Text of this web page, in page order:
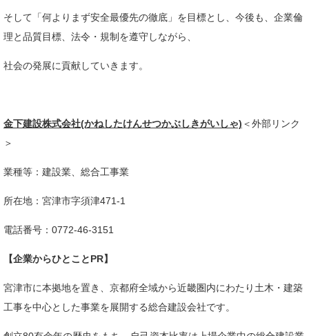
そして「何よりまず安全最優先の徹底」を目標とし、今後も、企業倫
理と品質目標、法令・規制を遵守しながら、
社会の発展に貢献していきます。
金下建設株式会社(かねしたけんせつかぶしきがいしゃ) ＜外部リンク
＞
業種等：建設業、総合工事業
所在地：宮津市字須津471-1
電話番号：0772-46-3151
【企業からひとことPR】
​宮津市に本拠地を置き、京都府全域から近畿圏内にわたり土木・建築
工事を中心とした事業を展開する総合建設会社です。